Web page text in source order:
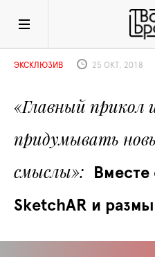
«Главный прикол
придумывать
смыслы»
Вместе
SketchAR и
ЭКСКЛЮЗИВ 25 ОКТ. 2018